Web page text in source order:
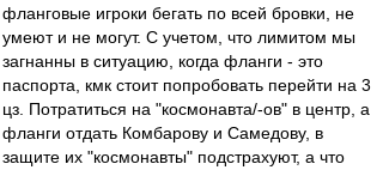
фланговые игроки бегать по всей бровки, не
умеют и не могут. С учетом, что лимитом мы
загнанны в ситуацию, когда фланги - это
паспорта, кмк стоит попробовать перейти на 3
цз. Потратиться на "космонавта/-ов" в центр, а
фланги отдать Комбарову и Самедову, в
защите их "космонавты" подстрахуют, а что